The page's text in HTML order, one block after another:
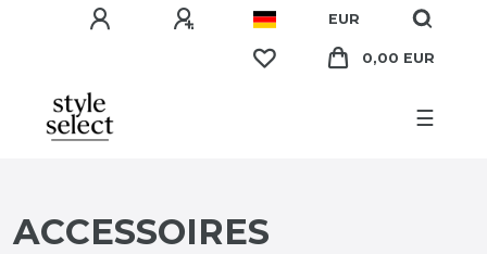
EUR
0,00 EUR
☰
ACCESSOIRES